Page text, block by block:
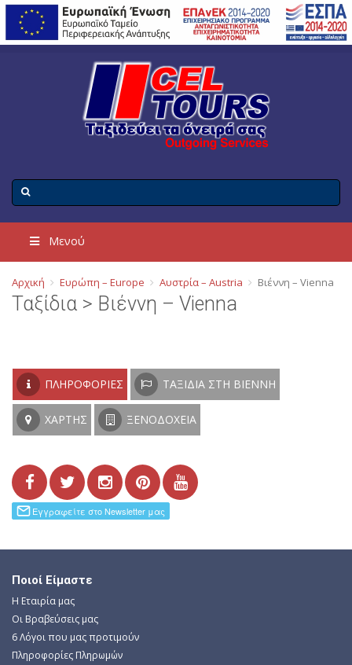
Μενού
Αρχική Ευρώπη – Europe Αυστρία – Austria Βιέννη – Vienna
Ταξίδια > Βιέννη – Vienna
ΠΛΗΡΟΦΟΡΊΕΣ ΤΑΞΊΔΙΑ ΣΤΗ ΒΙΈΝΝΗ
ΧΆΡΤΗΣ ΞΕΝΟΔΟΧΕΊΑ
Ποιοί Είμαστε
Η Εταιρία μας
Οι Βραβεύσεις μας
6 Λόγοι που μας προτιμούν
Πληροφορίες Πληρωμών